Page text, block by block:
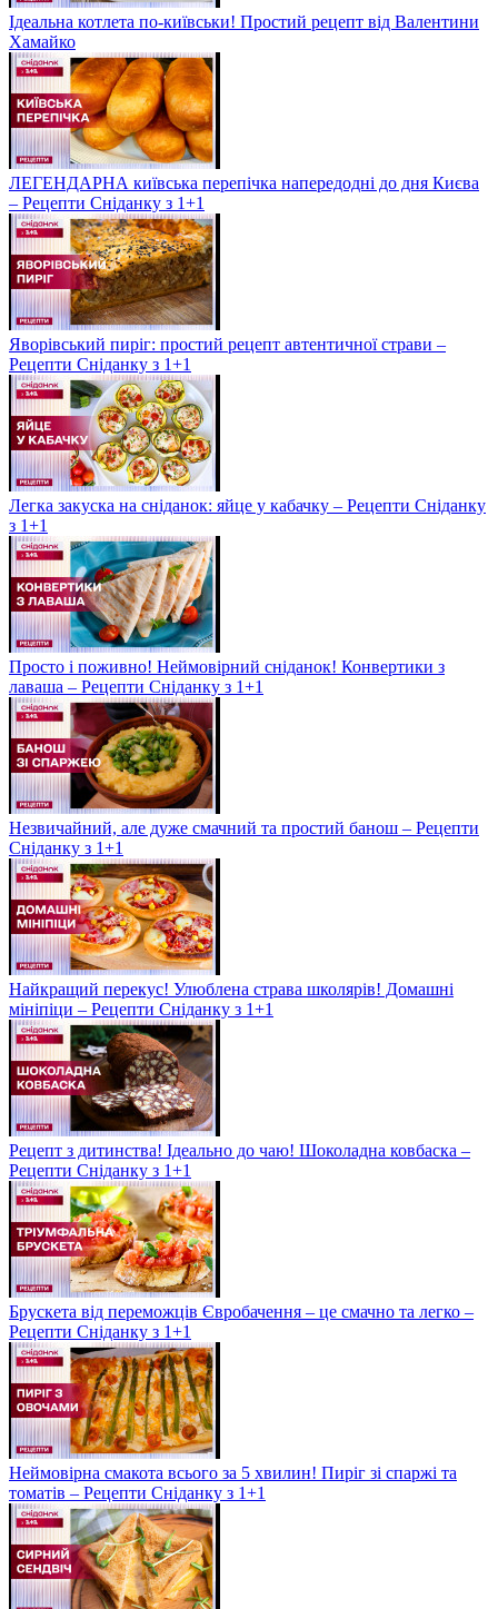
Ідеальна котлета по-київськи! Простий рецепт від Валентини
Хамайко
ЛЕГЕНДАРНА київська перепічка напередодні до дня Києва
– Рецепти Сніданку з 1+1
Яворівський пиріг: простий рецепт автентичної страви –
Рецепти Сніданку з 1+1
Легка закуска на сніданок: яйце у кабачку – Рецепти Сніданку
з 1+1
Просто і поживно! Неймовірний сніданок! Конвертики з
лаваша – Рецепти Сніданку з 1+1
Незвичайний, але дуже смачний та простий банош – Рецепти
Сніданку з 1+1
Найкращий перекус! Улюблена страва школярів! Домашні
мініпіци – Рецепти Сніданку з 1+1
Рецепт з дитинства! Ідеально до чаю! Шоколадна ковбаска –
Рецепти Сніданку з 1+1
Брускета від переможців Євробачення – це смачно та легко –
Рецепти Сніданку з 1+1
Неймовірна смакота всього за 5 хвилин! Пиріг зі спаржі та
томатів – Рецепти Сніданку з 1+1